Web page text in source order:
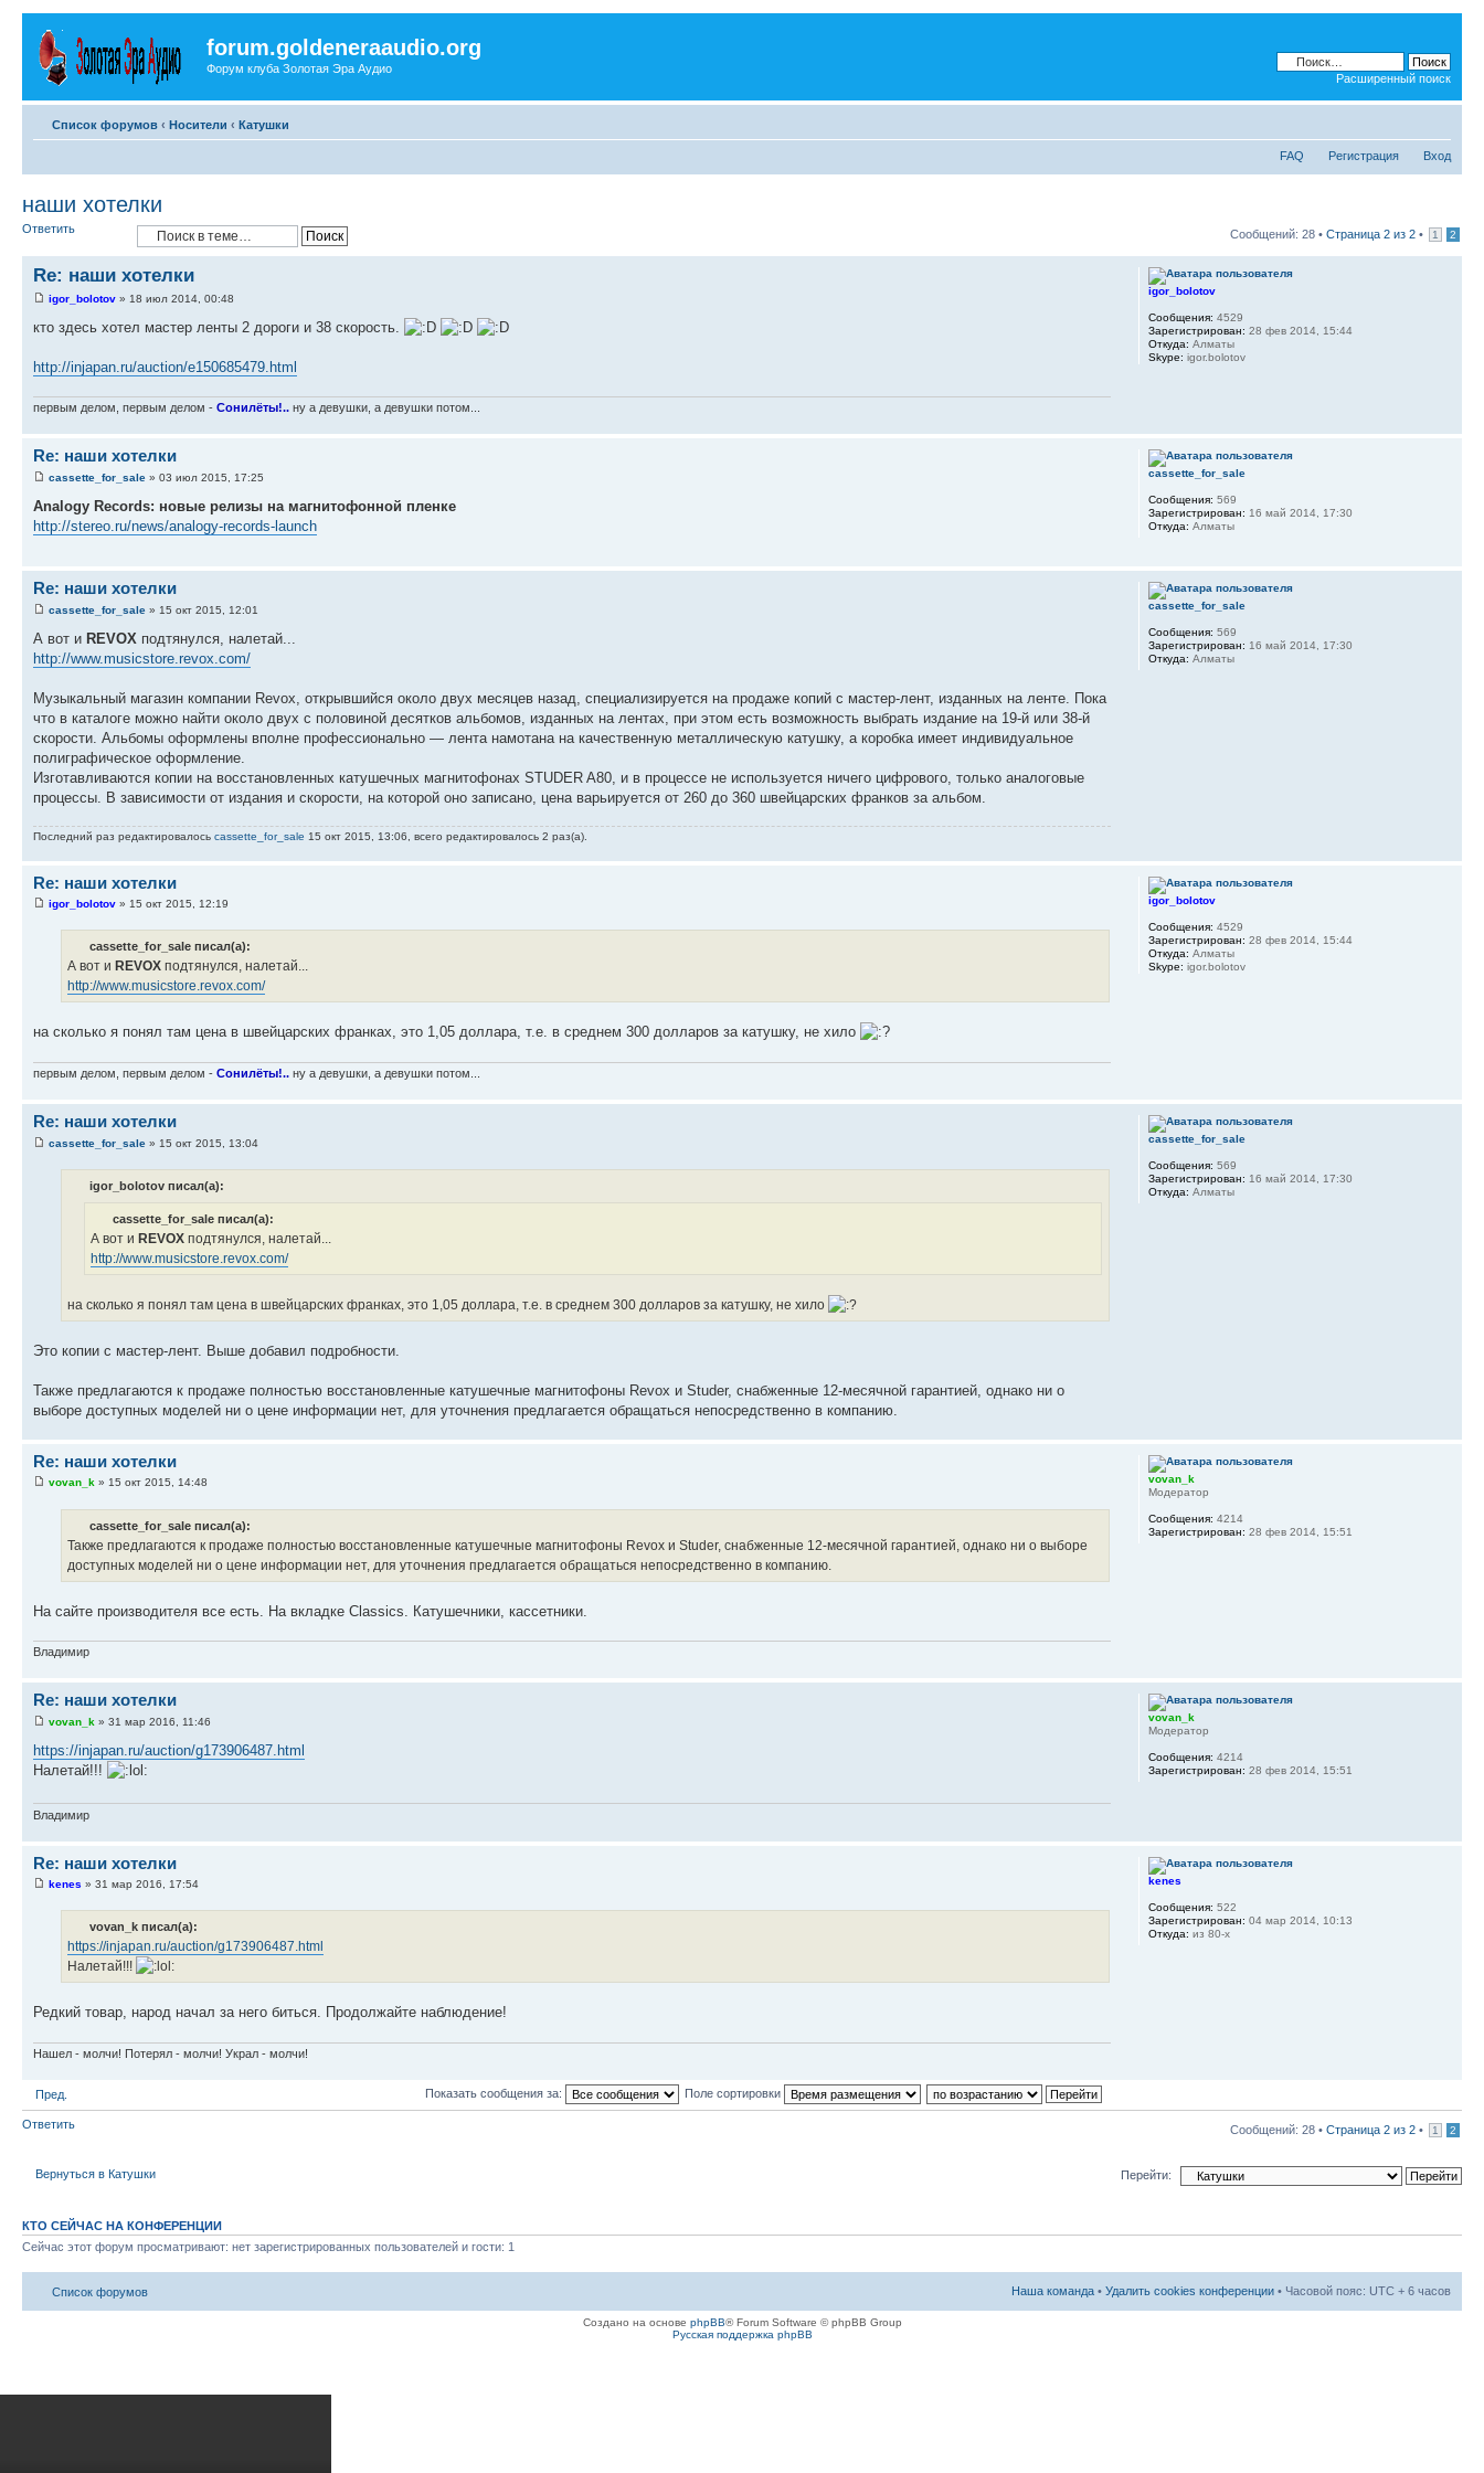
forum.goldeneraaudio.org
Форум клуба Золотая Эра Аудио
Расширенный поиск
Список форумов ‹ Носители ‹ Катушки
FAQ Регистрация Вход
наши хотелки
Ответить Сообщений: 28 • Страница 2 из 2 • 1 2
Re: наши хотелки
igor_bolotov » 18 июл 2014, 00:48
кто здесь хотел мастер ленты 2 дороги и 38 скорость.
http://injapan.ru/auction/e150685479.html
первым делом, первым делом - Сонилёты!.. ну а девушки, а девушки потом...
igor_bolotov
Сообщения: 4529
Зарегистрирован: 28 фев 2014, 15:44
Откуда: Алматы
Skype: igor.bolotov
Re: наши хотелки
cassette_for_sale » 03 июл 2015, 17:25
Analogy Records: новые релизы на магнитофонной пленке
http://stereo.ru/news/analogy-records-launch
cassette_for_sale
Сообщения: 569
Зарегистрирован: 16 май 2014, 17:30
Откуда: Алматы
Re: наши хотелки
cassette_for_sale » 15 окт 2015, 12:01
А вот и REVOX подтянулся, налетай...
http://www.musicstore.revox.com/
Музыкальный магазин компании Revox, открывшийся около двух месяцев назад, специализируется на продаже копий с мастер-лент, изданных на ленте. Пока
что в каталоге можно найти около двух с половиной десятков альбомов, изданных на лентах, при этом есть возможность выбрать издание на 19-й или 38-й
скорости. Альбомы оформлены вполне профессионально — лента намотана на качественную металлическую катушку, а коробка имеет индивидуальное
полиграфическое оформление.
Изготавливаются копии на восстановленных катушечных магнитофонах STUDER A80, и в процессе не используется ничего цифрового, только аналоговые
процессы. В зависимости от издания и скорости, на которой оно записано, цена варьируется от 260 до 360 швейцарских франков за альбом.
Последний раз редактировалось cassette_for_sale 15 окт 2015, 13:06, всего редактировалось 2 раз(а).
cassette_for_sale
Сообщения: 569
Зарегистрирован: 16 май 2014, 17:30
Откуда: Алматы
Re: наши хотелки
igor_bolotov » 15 окт 2015, 12:19
cassette_for_sale писал(а):
А вот и REVOX подтянулся, налетай...
http://www.musicstore.revox.com/
на сколько я понял там цена в швейцарских франках, это 1,05 доллара, т.е. в среднем 300 долларов за катушку, не хило
первым делом, первым делом - Сонилёты!.. ну а девушки, а девушки потом...
igor_bolotov
Сообщения: 4529
Зарегистрирован: 28 фев 2014, 15:44
Откуда: Алматы
Skype: igor.bolotov
Re: наши хотелки
cassette_for_sale » 15 окт 2015, 13:04
igor_bolotov писал(а):
cassette_for_sale писал(а):
А вот и REVOX подтянулся, налетай...
http://www.musicstore.revox.com/
на сколько я понял там цена в швейцарских франках, это 1,05 доллара, т.е. в среднем 300 долларов за катушку, не хило
Это копии с мастер-лент. Выше добавил подробности.
Также предлагаются к продаже полностью восстановленные катушечные магнитофоны Revox и Studer, снабженные 12-месячной гарантией, однако ни о
выборе доступных моделей ни о цене информации нет, для уточнения предлагается обращаться непосредственно в компанию.
cassette_for_sale
Сообщения: 569
Зарегистрирован: 16 май 2014, 17:30
Откуда: Алматы
Re: наши хотелки
vovan_k » 15 окт 2015, 14:48
cassette_for_sale писал(а):
Также предлагаются к продаже полностью восстановленные катушечные магнитофоны Revox и Studer, снабженные 12-месячной гарантией, однако ни о выборе
доступных моделей ни о цене информации нет, для уточнения предлагается обращаться непосредственно в компанию.
На сайте производителя все есть. На вкладке Classics. Катушечники, кассетники.
Владимир
vovan_k
Модератор
Сообщения: 4214
Зарегистрирован: 28 фев 2014, 15:51
Re: наши хотелки
vovan_k » 31 мар 2016, 11:46
https://injapan.ru/auction/g173906487.html
Налетай!!!
Владимир
vovan_k
Модератор
Сообщения: 4214
Зарегистрирован: 28 фев 2014, 15:51
Re: наши хотелки
kenes » 31 мар 2016, 17:54
vovan_k писал(а):
https://injapan.ru/auction/g173906487.html
Налетай!!!
Редкий товар, народ начал за него биться. Продолжайте наблюдение!
Нашел - молчи! Потерял - молчи! Украл - молчи!
kenes
Сообщения: 522
Зарегистрирован: 04 мар 2014, 10:13
Откуда: из 80-х
Пред. Показать сообщения за: Поле сортировки
Ответить Сообщений: 28 • Страница 2 из 2 • 1 2
Вернуться в Катушки Перейти:
КТО СЕЙЧАС НА КОНФЕРЕНЦИИ
Сейчас этот форум просматривают: нет зарегистрированных пользователей и гости: 1
Список форумов Наша команда • Удалить cookies конференции • Часовой пояс: UTC + 6 часов
Создано на основе phpBB® Forum Software © phpBB Group
Русская поддержка phpBB